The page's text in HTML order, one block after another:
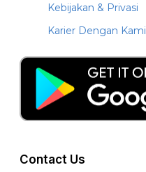
Kebijakan & Privasi
Karier Dengan Kami
Contact Us